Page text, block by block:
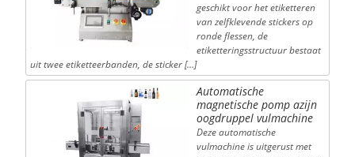
geschikt voor het etiketteren
van zelfklevende stickers op
ronde flessen, de
etiketteringsstructuur bestaat
uit twee etiketteerbanden, de sticker […]
Automatische
magnetische pomp azijn
oogdruppel vulmachine
Deze automatische
vulmachine is uitgerust met